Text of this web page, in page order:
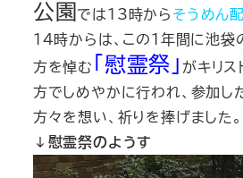
公園 では13時から そうめん
14時からは、この1年間に池袋
方を悼む
「慰霊祭」 がキリス
方でしめやかに行われ、参加し
方々を想い、祈りを捧げました。
↓慰霊祭のようす